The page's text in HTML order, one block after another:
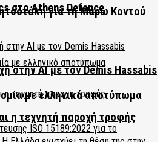
στο Athens Defence
με ελληνικό αποτύπωμα
για τη Μάρω Κοντού
στην AI με τον Demis Hassabis
η τεχνητή παροχή τροφής